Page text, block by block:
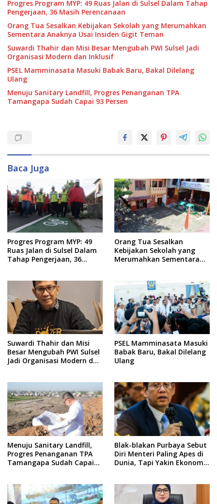
Progres Program MYP: 49 Ruas Jalan di Sulsel Dalam Tahap
Pengerjaan, 36 Masih Perencanaan
Orang Tua Sesalkan Kebijakan Sekolah yang Merumahkan
Sementara Anaknya Usai Insiden Gigit Teman
Suwardi Thahir dan Misi Besar Mengubah PWI Sulsel Jadi
Organisasi Modern dan Inklusif
PSEL Mamminasata Masuki Babak Baru, Bakal Dilelang
Ulang
Menuju Sanitary Landfill, Progres Penanganan TPA
Tamangapa Sudah Capai 93 Persen
Baca Juga
Progres Program MYP: 49
Ruas Jalan di Sulsel Dalam
Tahap Pengerjaan, 36
Orang Tua Sesalkan
Kebijakan Sekolah yang
Merumahkan Sementara
Suwardi Thahir dan Misi
Besar Mengubah PWI Sulsel
Jadi Organisasi Modern dan
PSEL Mamminasata Masuki
Babak Baru, Bakal Dilelang
Ulang
Menuju Sanitary Landfill,
Progres Penanganan TPA
Tamangapa Sudah Capai
Blak-blakan Purbaya Sebut
Diri Menteri Paling Apes di
Dunia, Tapi Yakin Ekonomi